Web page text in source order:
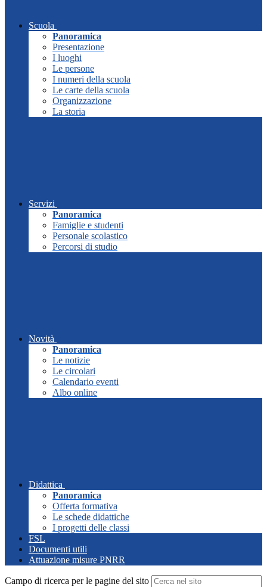
Scuola
Panoramica
Presentazione
I luoghi
Le persone
I numeri della scuola
Le carte della scuola
Organizzazione
La storia
Servizi
Panoramica
Famiglie e studenti
Personale scolastico
Percorsi di studio
Novità
Panoramica
Le notizie
Le circolari
Calendario eventi
Albo online
Didattica
Panoramica
Offerta formativa
Le schede didattiche
I progetti delle classi
FSL
Documenti utili
Attuazione misure PNRR
Campo di ricerca per le pagine del sito